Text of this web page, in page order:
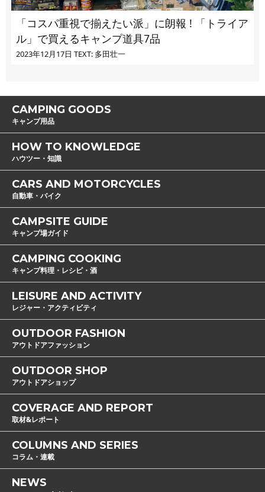
「コスパ重視で揃えたい派」に朗報 ! 「トライア
ル」で買えるキャンプ道具7品
2023年12月17日 TEXT: 多田壮一
CAMPING GOODS
キャンプ用品
HOW TO KNOWLEDGE
ハウツー・知識
CARS AND MOTORCYCLES
自動車・バイク
CAMPSITE GUIDE
キャンプ場ガイド
CAMPING COOKING
キャンプ料理・レシピ・酒
LEISURE AND ACTIVITY
レジャー・アクティビティ
OUTDOOR FASHION
アウトドアファッション
OUTDOOR SHOP
アウトドアショップ
COVERAGE AND REPORT
取材&レポート
COLUMNS AND SERIES
コラム・連載
NEWS